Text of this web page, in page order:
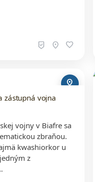
beenhere location_on favorite
pin_drop
zástupná vojna
vojny v Biafre sa
zbraňou.
kwashiorkor u
z